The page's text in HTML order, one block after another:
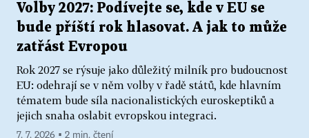
Volby 2027: Podívejte se, kde v EU se
bude příští rok hlasovat. A jak to může
zatřást Evropou
Rok 2027 se rýsuje jako důležitý milník pro budoucnost
EU: odehrají se v něm volby v řadě států, kde hlavním
tématem bude síla nacionalistických euroskeptiků a
jejich snaha oslabit evropskou integraci.
7. 7. 2026 ▪ 2 min. čtení